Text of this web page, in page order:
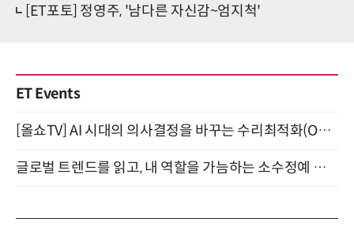
[ET포토] 정영주, '남다른 자신감~엄지척'
ET Events
[올쇼TV] AI 시대의 의사결정을 바꾸는 수리최적화(Optimization) 소개 (8/20 생방송)
글로벌 트렌드를 읽고, 내 역할을 가늠하는 소수정예 실습 워크숍 (8/28)